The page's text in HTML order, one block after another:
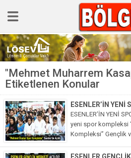
GÜNCEL
POLİTİKA
SPOR
EKONOMİ
YAZARLAR
"Mehmet Muharrem
Etiketlenen Konular
ESENLER’İN YENİ
ESENLER’İN YENİ
yeni spor kompleksi
Kompleksi” Gençlik
Kasapoğlu,